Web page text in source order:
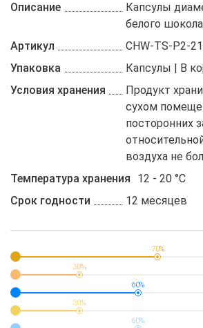
Описание
Капсулы
белого
Артикул
CHW-TS-P2-21
Упаковка
Капсулы | В
Условия хранения
Продукт
сухом
посторонних
воздуха не
Температура хранения
12 - 20 °C
Срок годности
12 месяцев
70%
30%
60%
30%
60%